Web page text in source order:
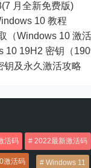
月全新免费版)
10 教程
Windows 10 激活
10 19H2 密钥（
钥及永久激活攻略
活码 2022最新激活码
激活码 Windows 11